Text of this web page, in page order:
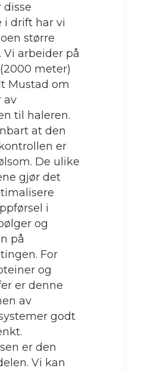
disse
i drift har vi
større
Vi arbeider på
meter)
Mustad om
av
til haleren.
at den
er
De ulike
gjør det
i
og
på
For
og
er denne
av
godt
er den
Vi kan